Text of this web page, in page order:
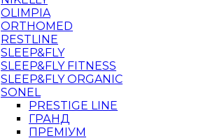
OLIMPIA
ORTHOMED
RESTLINE
SLEEP&FLY
SLEEP&FLY FITNESS
SLEEP&FLY ORGANIC
SONEL
PRESTIGE LINE
ГРАНД
ПРЕМІУМ